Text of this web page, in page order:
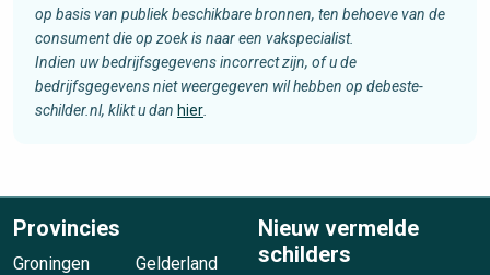
op basis van publiek beschikbare bronnen, ten behoeve van de
consument die op zoek is naar een vakspecialist.
Indien uw bedrijfsgegevens incorrect zijn, of u de
bedrijfsgegevens niet weergegeven wil hebben op debeste-
schilder.nl, klikt u dan hier
Provincies
Groningen
Gelderland
Nieuw vermelde
schilders